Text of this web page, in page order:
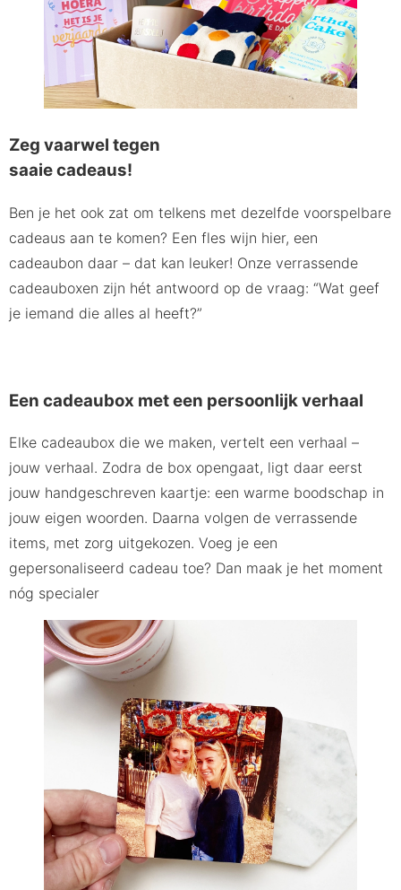
Zeg vaarwel tegen
saaie cadeaus!
Ben je het ook zat om telkens met dezelfde voorspelbare
cadeaus aan te komen? Een fles wijn hier, een
cadeaubon daar – dat kan leuker! Onze verrassende
cadeauboxen zijn hét antwoord op de vraag: “Wat geef
je iemand die alles al heeft?”
Een cadeaubox met een persoonlijk verhaal
Elke cadeaubox die we maken, vertelt een verhaal –
jouw verhaal. Zodra de box opengaat, ligt daar eerst
jouw handgeschreven kaartje: een warme boodschap in
jouw eigen woorden. Daarna volgen de verrassende
items, met zorg uitgekozen. Voeg je een
gepersonaliseerd cadeau toe? Dan maak je het moment
nóg specialer